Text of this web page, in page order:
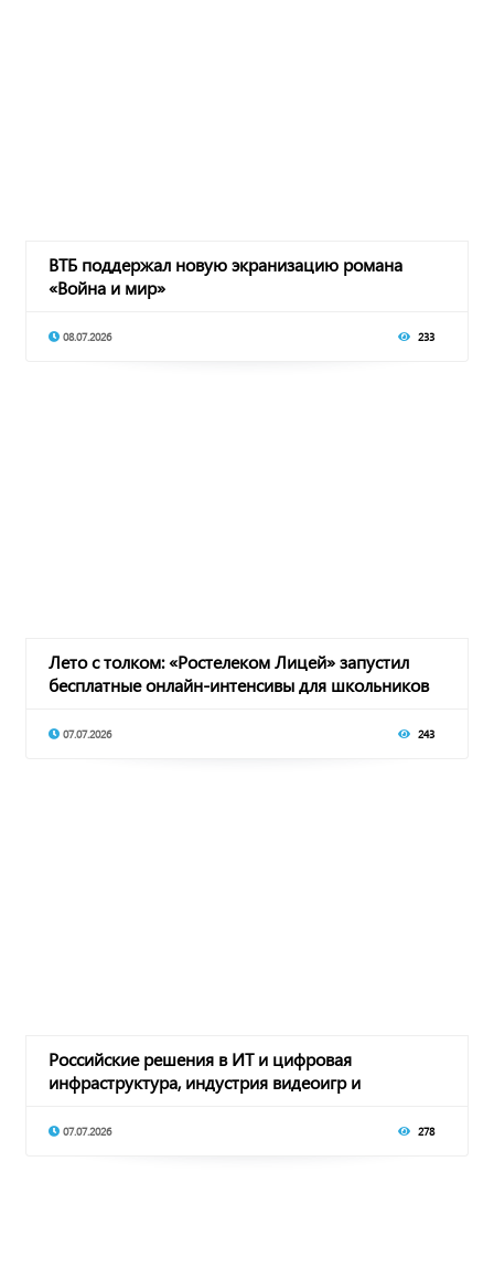
ВТБ поддержал новую экранизацию романа
«Война и мир»
08.07.2026 233
Лето с толком: «Ростелеком Лицей» запустил
бесплатные онлайн-интенсивы для школьников
07.07.2026 243
Российские решения в ИТ и цифровая
инфраструктура, индустрия видеоигр и
07.07.2026 278